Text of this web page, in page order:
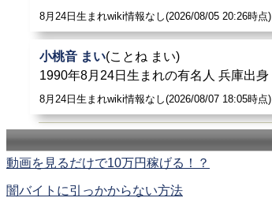
8月24日生まれwiki情報なし(2026/08/05 20:26時点)
小桃音 まい(ことね まい)
1990年8月24日生まれの有名人 兵庫出身
8月24日生まれwiki情報なし(2026/08/07 18:05時点)
動画を見るだけで10万円稼げる！？
闇バイトに引っかからない方法